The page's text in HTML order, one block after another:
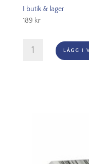
I butik & lager
189 kr
LÄGG I